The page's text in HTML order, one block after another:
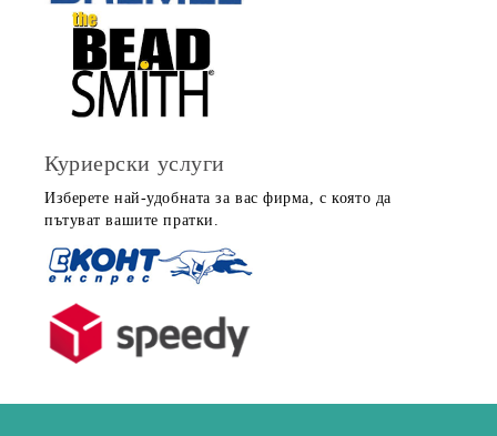
Куриерски услуги
Изберете най-удобната за вас фирма, с която да
пътуват вашите пратки.